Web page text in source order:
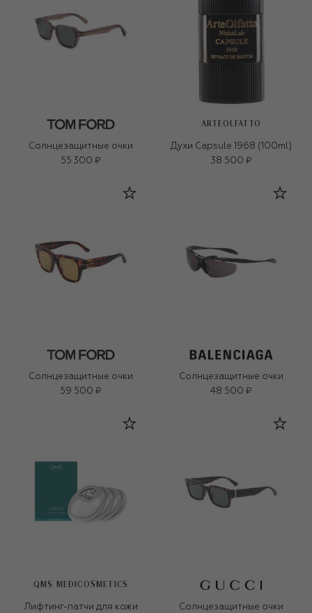
Солнцезащитные очки
55 300 ₽
ARTEOLFATTO
Духи Capsule 1968 (100ml)
38 500 ₽
Солнцезащитные очки
59 500 ₽
Солнцезащитные очки
48 500 ₽
QMS MEDICOSMETICS
Лифтинг-патчи для кожи
Солнцезащитные очки